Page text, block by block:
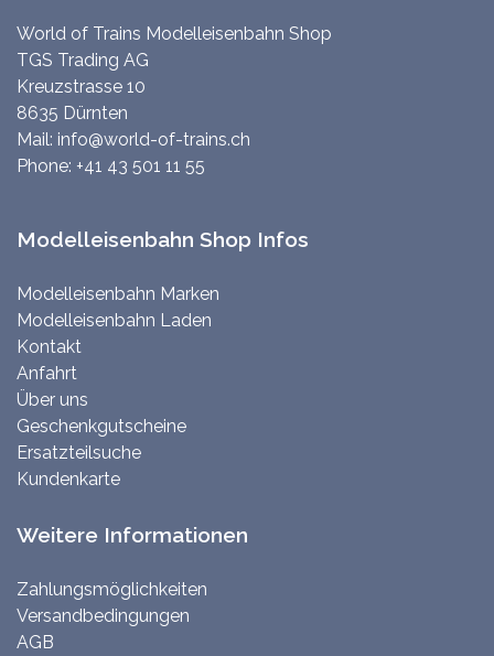
World of Trains Modelleisenbahn Shop
TGS Trading AG
Kreuzstrasse 10
8635 Dürnten
Mail: info@world-of-trains.ch
Phone: +41 43 501 11 55
Modelleisenbahn Shop Infos
Modelleisenbahn Marken
Modelleisenbahn Laden
Kontakt
Anfahrt
Über uns
Geschenkgutscheine
Ersatzteilsuche
Kundenkarte
Weitere Informationen
Zahlungsmöglichkeiten
Versandbedingungen
AGB